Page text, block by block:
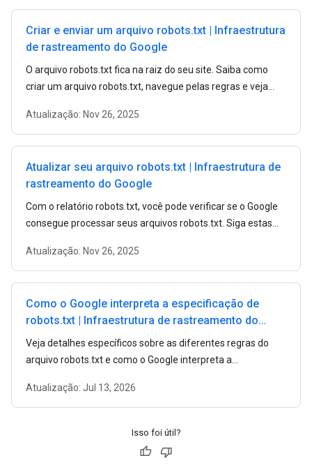
Criar e enviar um arquivo robots.txt | Infraestrutura
de rastreamento do Google
O arquivo robots.txt fica na raiz do seu site. Saiba como
criar um arquivo robots.txt, navegue pelas regras e veja
Atualização: Nov 26, 2025
Atualizar seu arquivo robots.txt | Infraestrutura de
rastreamento do Google
Com o relatório robots.txt, você pode verificar se o Google
consegue processar seus arquivos robots.txt. Siga estas
Google.
Atualização: Nov 26, 2025
Como o Google interpreta a especificação de
robots.txt | Infraestrutura de rastreamento do
Google
Veja detalhes específicos sobre as diferentes regras do
arquivo robots.txt e como o Google interpreta a
Atualização: Jul 13, 2026
Isso foi útil?